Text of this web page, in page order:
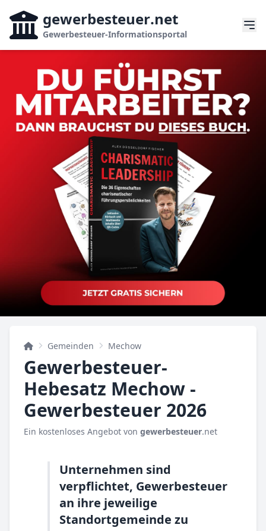
gewerbesteuer.net
Gewerbesteuer-Informationsportal
Gemeinden Mechow
Gewerbesteuer-
Hebesatz Mechow -
Gewerbesteuer 2026
Ein kostenloses Angebot von gewerbesteuer.net
Unternehmen sind
verpflichtet, Gewerbesteuer
an ihre jeweilige
Standortgemeinde zu